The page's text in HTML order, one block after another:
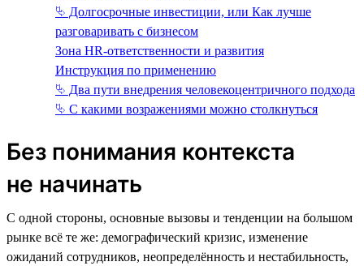
⮱ Долгосрочные инвестиции, или Как лучше
разговаривать с бизнесом
Зона HR-ответственности и развития
Инструкция по применению
⮱ Два пути внедрения человекоцентричного подхода
⮱ С какими возражениями можно столкнуться
Без понимания контекста
не начинать
С одной стороны, основные вызовы и тенденции на большом
рынке всё те же: демографический кризис, изменение
ожиданий сотрудников, неопределённость и нестабильность,